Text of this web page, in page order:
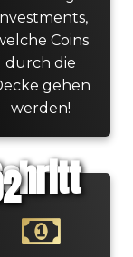
Coins
durch die
gehen
werden!